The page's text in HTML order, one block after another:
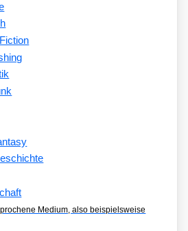
Medium, also beispielsweise